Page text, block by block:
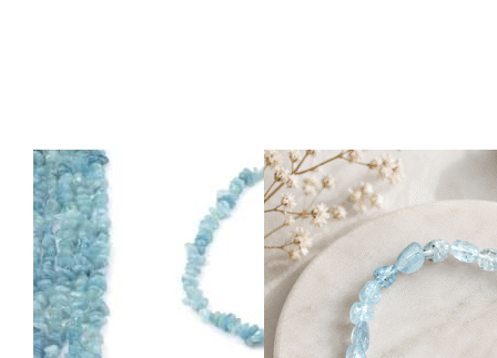
Aquamarin
Chips 6-10mm
Strang
Preis pro Strang
Aquamarin
Fancy Nuggets
6-8mm
Armband